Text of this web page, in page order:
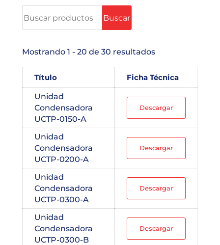
Mostrando 1 - 20 de 30 resultados
Título Ficha Técnica
Unidad
Condensadora
UCTP-0150-A
Descargar
Unidad
Condensadora
UCTP-0200-A
Descargar
Unidad
Condensadora
UCTP-0300-A
Descargar
Unidad
Condensadora
UCTP-0300-B
Descargar